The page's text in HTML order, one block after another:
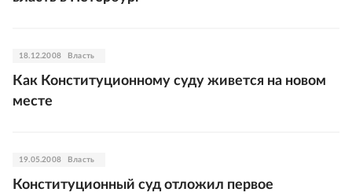
18.12.2008 Власть
Как Конституционному суду живется на новом
месте
19.05.2008 Власть
Конституционный суд отложил первое